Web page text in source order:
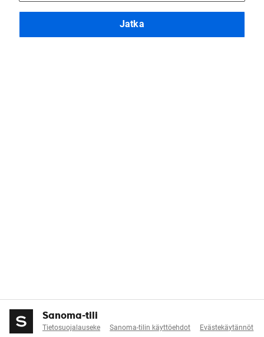
Jatka
Sanoma-tili
Tietosuojalauseke Sanoma-tilin käyttöehdot Evästekäytännöt